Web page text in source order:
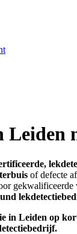
Leiden
of defecte
gekwalificeerde
in Leiden op